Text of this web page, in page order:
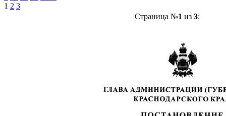
1 2 3
Страница №1 из 3: